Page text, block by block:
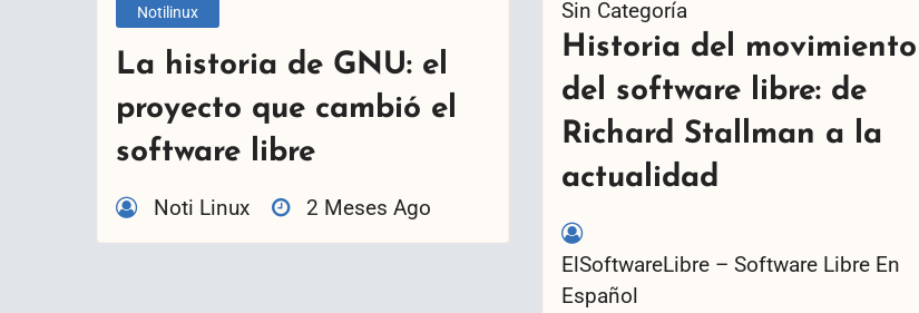
Notilinux
La historia de GNU: el
proyecto que cambió el
software libre
Noti Linux 2 Meses Ago
Sin Categoría
Historia del movimiento
del software libre: de
Richard Stallman a la
actualidad
ElSoftwareLibre – Software Libre En
Español